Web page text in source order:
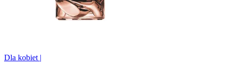
Dla kobiet |